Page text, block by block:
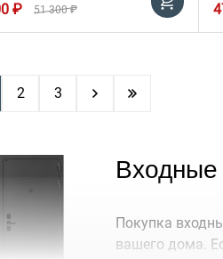
₽ 51 300 ₽
2 3
Покупка
вашего дома.